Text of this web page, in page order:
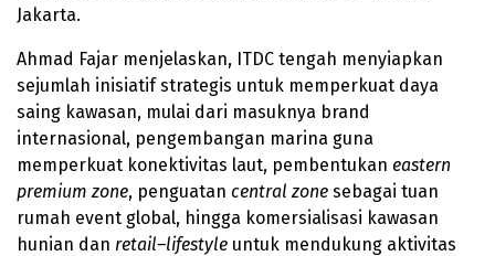
Jakarta.
Ahmad Fajar menjelaskan, ITDC tengah menyiapkan
sejumlah inisiatif strategis untuk memperkuat daya
saing kawasan, mulai dari masuknya brand
internasional, pengembangan marina guna
memperkuat konektivitas laut, pembentukan eastern
premium zone, penguatan central zone sebagai tuan
rumah event global, hingga komersialisasi kawasan
hunian dan retail–lifestyle untuk mendukung aktivitas